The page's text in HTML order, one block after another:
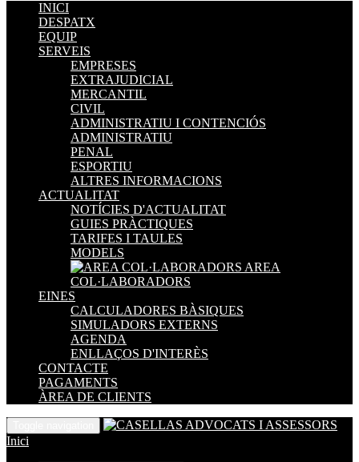
INICI
DESPATX
EQUIP
SERVEIS
EMPRESES
EXTRAJUDICIAL
MERCANTIL
CIVIL
ADMINISTRATIU I CONTENCIÓS
ADMINISTRATIU
PENAL
ESPORTIU
ALTRES INFORMACIONS
ACTUALITAT
NOTÍCIES D'ACTUALITAT
GUIES PRÀCTIQUES
TARIFES I TAULES
MODELS
AREA
COL·LABORADORS
EINES
CALCULADORES BÀSIQUES
SIMULADORS EXTERNS
AGENDA
ENLLAÇOS D'INTERÈS
CONTACTE
PAGAMENTS
ÀREA DE CLIENTS
Inici